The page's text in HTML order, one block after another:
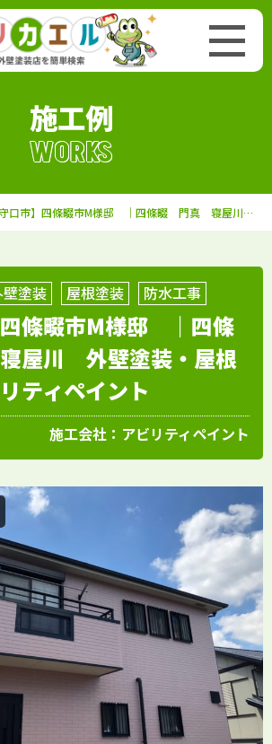
施工例
WORKS
市】四條畷市M様邸 ｜四條畷 門真 寝屋川 外壁塗装・屋根塗装 アビリティペイント
塗装 屋根塗装 防水工事
四條畷市M様邸 ｜四條
川 外壁塗装・屋根
ティペイント
施工会社： アビリティペイント